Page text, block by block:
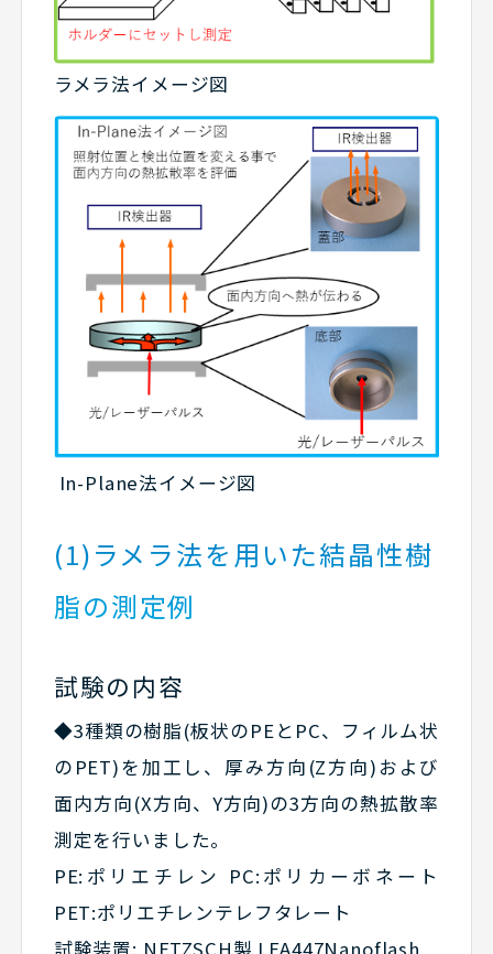
ラメラ法イメージ図
In-Plane法イメージ図
(1)ラメラ法を用いた結晶性樹
脂の測定例
試験の内容
◆3種類の樹脂(板状のPEとPC、フィルム状
のPET)を加工し、厚み方向(Z方向)および
面内方向(X方向、Y方向)の3方向の熱拡散率
測定を行いました。
PE:ポリエチレン PC:ポリカーボネート
PET:ポリエチレンテレフタレート
試験装置: NETZSCH製 LFA447Nanoflash